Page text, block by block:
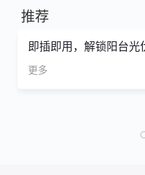
推荐
固德威x曼宁家 | 方厅
强对话